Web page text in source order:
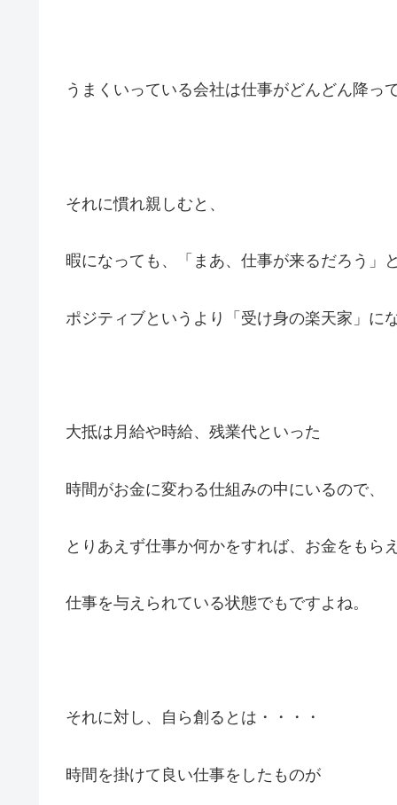
うまくいっている会社は仕事がどんどん降っ
それに慣れ親しむと、
暇になっても、「まあ、仕事が来るだろう」
ポジティブというより「受け身の楽天家」に
大抵は月給や時給、残業代といった
時間がお金に変わる仕組みの中にいるので、
とりあえず仕事か何かをすれば、お金をもら
仕事を与えられている状態でもですよね。
それに対し、自ら創るとは・・・・
時間を掛けて良い仕事をしたものが